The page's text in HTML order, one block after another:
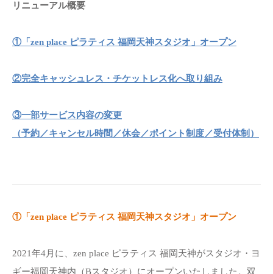
リニューアル概要
①「zen place ピラティス 福岡天神スタジオ」オープン
②完全キャッシュレス・チケットレス化へ取り組み
③一部サービス内容の変更
（予約／キャンセル時間／休会／ポイント制度／受付体制）
①「zen place ピラティス 福岡天神スタジオ」オープン
2021年4月に、zen place ピラティス 福岡天神がスタジオ・ヨ
ギー福岡天神内（Bスタジオ）にオープンいたしました。双